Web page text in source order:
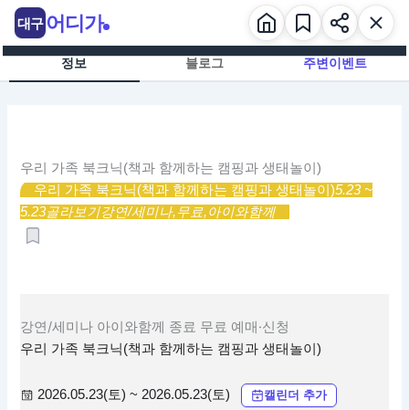
츠
정보 블로그 주변이벤트
우리 가족 북크닉(책과 함께하는 캠핑과 생태놀이)
우리 가족 북크닉(책과 함께하는 캠핑과 생태놀이)5.23 ~
5.23골라보기강연/세미나,무료,아이와함께
강연/세미나 아이와함께 종료 무료 예매·신청
우리 가족 북크닉(책과 함께하는 캠핑과 생태놀이)
2026.05.23(토) ~ 2026.05.23(토) 캘린더 추가
대구 어디가